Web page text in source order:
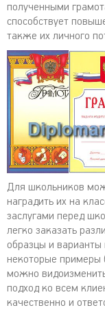
полученными
способствует
также их личного
Для школьников
наградить их на
заслугами перед
легко заказать
образцы и варианты
некоторые
можно
подход ко всем
качественно и